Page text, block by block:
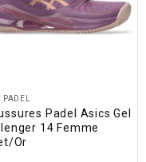
Padel Asics Gel
14 Femme
Or